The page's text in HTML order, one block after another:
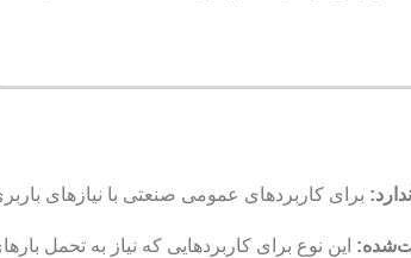
برای کاربردهای عمومی صنعتی با نیازهای
این نوع برای کاربردهایی که نیاز به تحمل